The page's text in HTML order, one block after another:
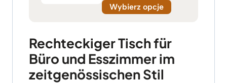
Wybierz opcje
Rechteckiger Tisch für
Büro und Esszimmer im
zeitgenössischen Stil